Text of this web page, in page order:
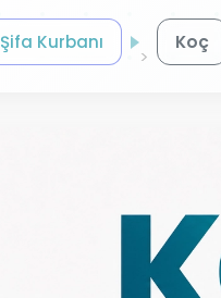
Şifa Kurbanı Koç